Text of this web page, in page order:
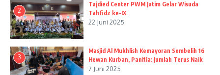
2
Tajdied Center PWM Jatim Gelar Wisuda
Tahfidz ke-IX
22 Juni 2025
3
Masjid Al Mukhlish Kemayoran Sembelih 16
Hewan Kurban, Panitia: Jumlah Terus Naik
7 Juni 2025